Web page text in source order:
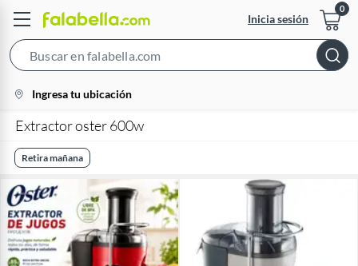
Inicia sesión
Bar
location-
icon
Ingresa tu ubicación
Extractor oster 600w
Retira mañana